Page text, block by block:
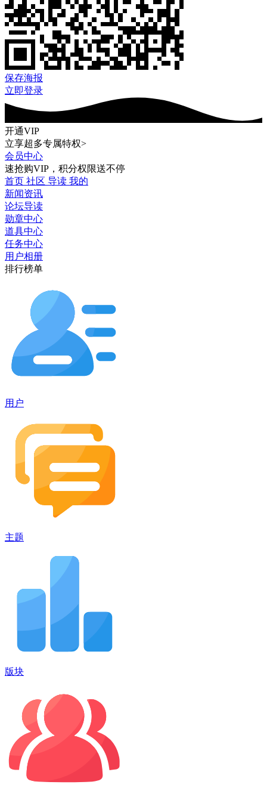
保存海报
立即登录
开通VIP
立享超多专属特权>
会员中心
速抢购VIP，积分权限送不停
首页 社区 导读 我的
新闻资讯
论坛导读
勋章中心
道具中心
任务中心
用户相册
排行榜单
用户
主题
版块